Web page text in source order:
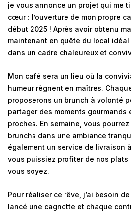
je vous annonce un projet qui me
cœur : l’ouverture de mon propre
début 2025 ! Après avoir obtenu
maintenant en quête du local
dans un cadre chaleureux et
Mon café sera un lieu où la
humeur règnent en maîtres.
proposerons un brunch à volonté
partager des moments gourmands
proches. En semaine, vous
brunchs dans une ambiance
également un service de livraison
vous puissiez profiter de nos plats
vous soyez.
Pour réaliser ce rêve, j’ai besoin
lancé une cagnotte et chaque